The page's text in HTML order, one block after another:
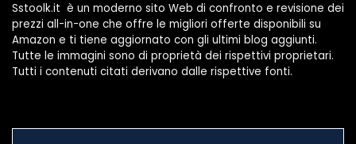
Sstoolk.it è un moderno sito Web di confronto e revisione dei
prezzi all-in-one che offre le migliori offerte disponibili su
Amazon e ti tiene aggiornato con gli ultimi blog aggiunti.
Tutte le immagini sono di proprietà dei rispettivi proprietari.
Tutti i contenuti citati derivano dalle rispettive fonti.